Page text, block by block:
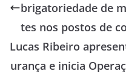
brigatoriedade de
tes nos postos de
Lucas Ribeiro
urança e inicia